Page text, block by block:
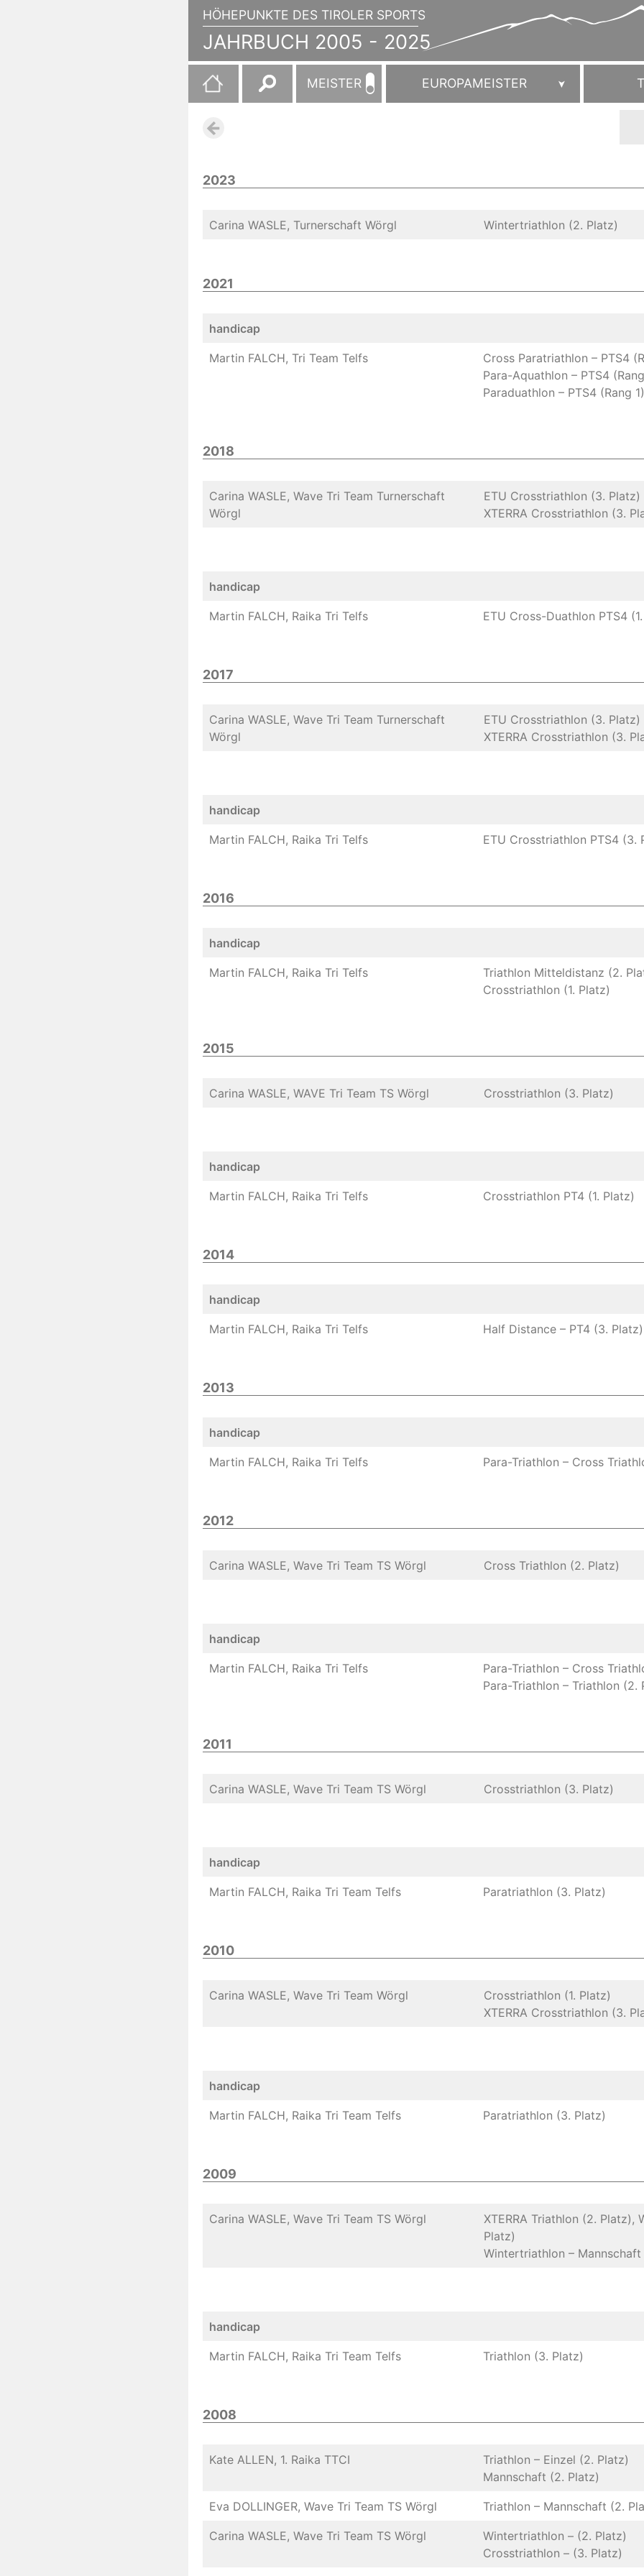
HÖHEPUNKTE DES TIROLER SPORTS
JAHRBUCH 2005 - 2025
JAHRBUCH
2005
2025
Suchen
nach:
MEISTER EUROPAMEISTER
2023
Carina WASLE, Turnerschaft Wörgl Wintertriathlon (2. Platz)
2021
handicap
Martin FALCH, Tri Team Telfs
Cross Paratriathlon – PTS4
Para-Aquathlon – PTS4
Paraduathlon – PTS4 (Rang 1)
2018
Carina WASLE, Wave Tri Team Turnerschaft
Wörgl
ETU Crosstriathlon (3. Platz)
XTERRA Crosstriathlon (3.
handicap
Martin FALCH, Raika Tri Telfs ETU Cross-Duathlon PTS4
2017
Carina WASLE, Wave Tri Team Turnerschaft
Wörgl
ETU Crosstriathlon (3. Platz)
XTERRA Crosstriathlon (3.
handicap
Martin FALCH, Raika Tri Telfs ETU Crosstriathlon PTS4 (3.
2016
handicap
Martin FALCH, Raika Tri Telfs
Triathlon Mitteldistanz (2.
Crosstriathlon (1. Platz)
2015
Carina WASLE, WAVE Tri Team TS Wörgl Crosstriathlon (3. Platz)
handicap
Martin FALCH, Raika Tri Telfs Crosstriathlon PT4 (1. Platz)
2014
handicap
Martin FALCH, Raika Tri Telfs Half Distance – PT4 (3. Platz)
2013
handicap
Martin FALCH, Raika Tri Telfs Para-Triathlon – Cross
2012
Carina WASLE, Wave Tri Team TS Wörgl Cross Triathlon (2. Platz)
handicap
Martin FALCH, Raika Tri Telfs
Para-Triathlon – Cross
Para-Triathlon – Triathlon (2.
2011
Carina WASLE, Wave Tri Team TS Wörgl Crosstriathlon (3. Platz)
handicap
Martin FALCH, Raika Tri Team Telfs Paratriathlon (3. Platz)
2010
Carina WASLE, Wave Tri Team Wörgl
Crosstriathlon (1. Platz)
XTERRA Crosstriathlon (3.
handicap
Martin FALCH, Raika Tri Team Telfs Paratriathlon (3. Platz)
2009
Carina WASLE, Wave Tri Team TS Wörgl
XTERRA Triathlon (2. Platz),
Platz)
Wintertriathlon –
handicap
Martin FALCH, Raika Tri Team Telfs Triathlon (3. Platz)
2008
Kate ALLEN, 1. Raika TTCI
Triathlon – Einzel (2. Platz)
Mannschaft (2. Platz)
Eva DOLLINGER, Wave Tri Team TS Wörgl Triathlon – Mannschaft (2.
Carina WASLE, Wave Tri Team TS Wörgl
Wintertriathlon – (2. Platz)
Crosstriathlon – (3. Platz)